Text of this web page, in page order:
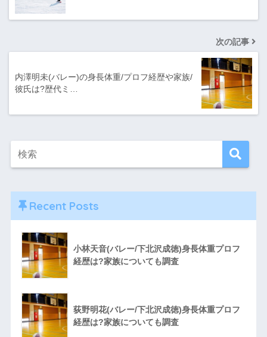
次の記事
内澤明未(バレー)の身長体重/プロフ経歴や家族/
彼氏は?歴代ミ…
Recent Posts
小林天音(バレー/下北沢成徳)身長体重プロフ
経歴は?家族についても調査
荻野明花(バレー/下北沢成徳)身長体重プロフ
経歴は?家族についても調査